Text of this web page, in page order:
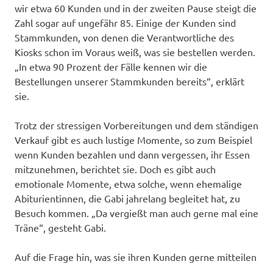
wir etwa 60 Kunden und in der zweiten Pause steigt die
Zahl sogar auf ungefähr 85. Einige der Kunden sind
Stammkunden, von denen die Verantwortliche des
Kiosks schon im Voraus weiß, was sie bestellen werden.
„In etwa 90 Prozent der Fälle kennen wir die
Bestellungen unserer Stammkunden bereits“, erklärt
sie.
Trotz der stressigen Vorbereitungen und dem ständigen
Verkauf gibt es auch lustige Momente, so zum Beispiel
wenn Kunden bezahlen und dann vergessen, ihr Essen
mitzunehmen, berichtet sie. Doch es gibt auch
emotionale Momente, etwa solche, wenn ehemalige
Abiturientinnen, die Gabi jahrelang begleitet hat, zu
Besuch kommen. „Da vergießt man auch gerne mal eine
Träne“, gesteht Gabi.
Auf die Frage hin, was sie ihren Kunden gerne mitteilen